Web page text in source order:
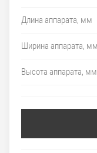
Длина аппарата, мм
Ширина аппарата, мм
Высота аппарата, мм